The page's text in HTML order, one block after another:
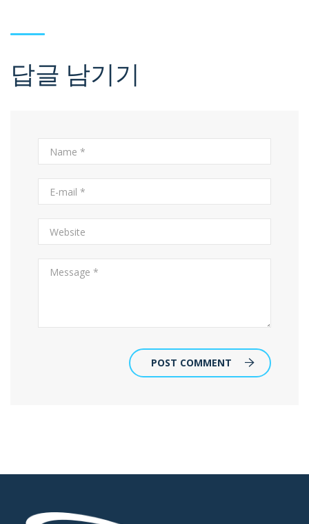
답글 남기기
POST COMMENT